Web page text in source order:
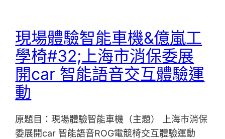
現場體驗智能車機&億嵐工
學椅#32;上海市消保委展
開car 智能語音交互體驗運
動
原題目：現場體驗智能車機（主題） 上海市消保
委展開car 智能語音ROG電競椅交互體驗運動